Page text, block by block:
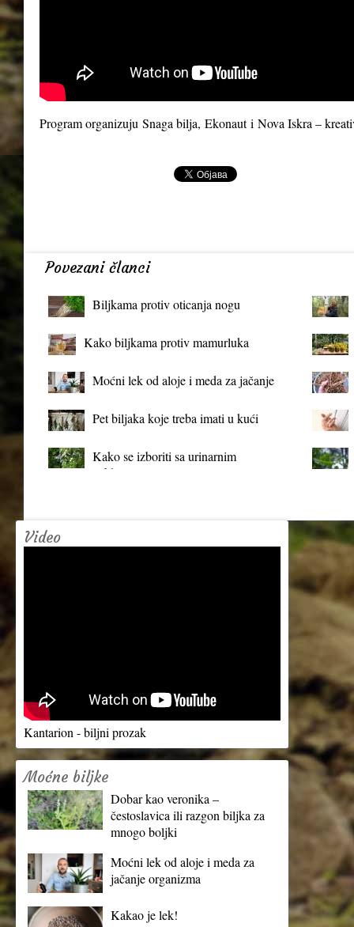
Program organizuju Snaga bilja, Ekonauti Nova Iskra –
Povezani članci
Biljkama protiv oticanja nogu
Kako biljkama protiv mamurluka
Moćni lek od aloje i meda za jačanje
Pet biljaka koje treba imati u kući
Kako se izboriti sa urinarnim
infekcijama?
Video
Kantarion - biljni prozak
Moćne biljke
Dobar kao veronika –
čestoslavica ili razgon biljka za
mnogo boljki
Moćni lek od aloje i meda za
jačanje organizma
Kakao je lek!